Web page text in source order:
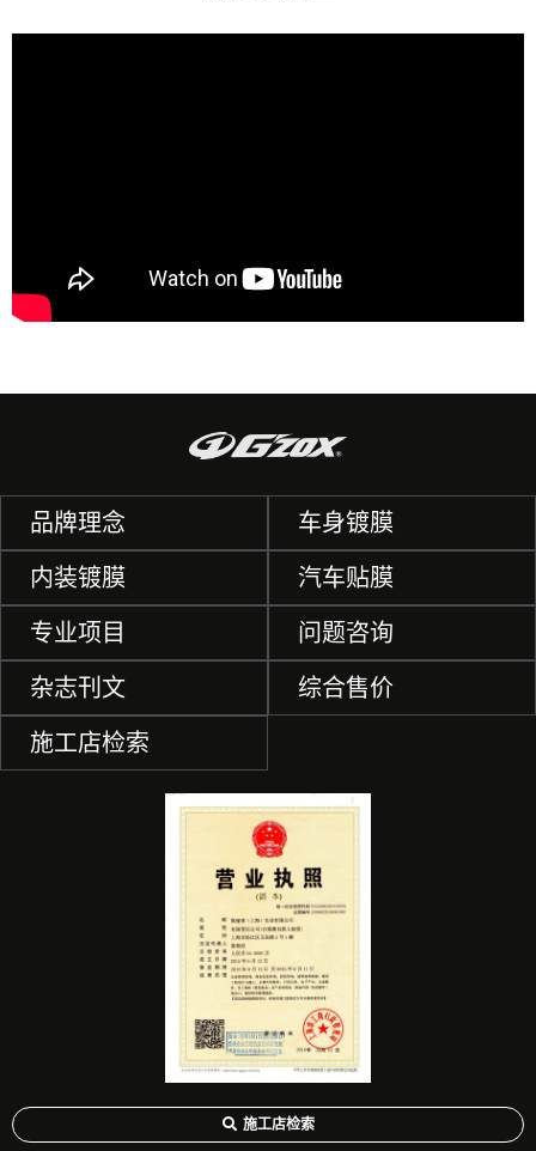
品牌理念
内装镀膜
专业项目
杂志刊文
施工店检索
车身镀膜
汽车贴膜
问题咨询
综合售价
施工店检索